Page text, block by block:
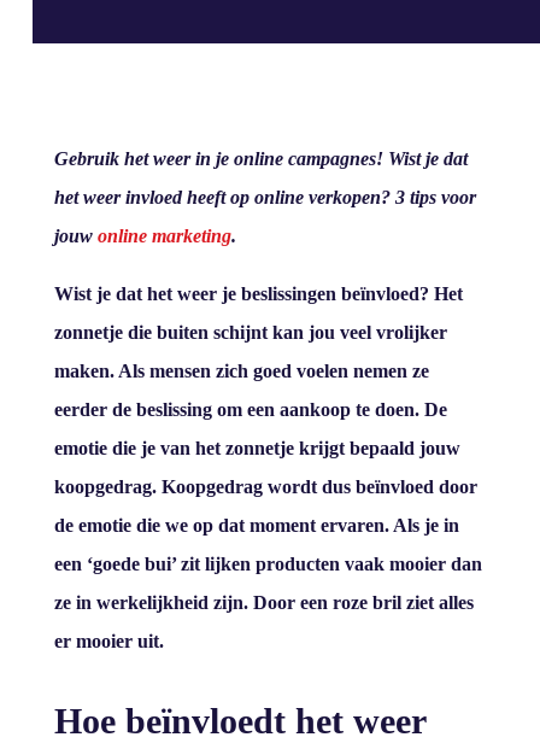
Gebruik het weer in je online campagnes! Wist je dat
het weer invloed heeft op online verkopen? 3 tips voor
jouw online marketing.
Wist je dat het weer je beslissingen beïnvloed? Het
zonnetje die buiten schijnt kan jou veel vrolijker
maken. Als mensen zich goed voelen nemen ze
eerder de beslissing om een aankoop te doen. De
emotie die je van het zonnetje krijgt bepaald jouw
koopgedrag. Koopgedrag wordt dus beïnvloed door
de emotie die we op dat moment ervaren. Als je in
een ‘goede bui’ zit lijken producten vaak mooier dan
ze in werkelijkheid zijn. Door een roze bril ziet alles
er mooier uit.
Hoe beïnvloedt het weer